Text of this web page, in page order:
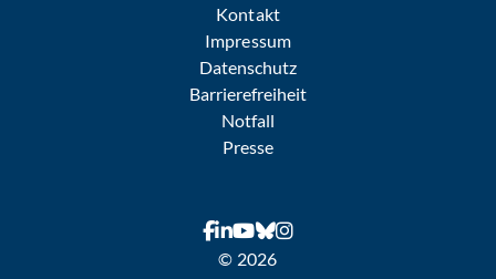
Kontakt
Impressum
Datenschutz
Barrierefreiheit
Notfall
Presse
© 2026